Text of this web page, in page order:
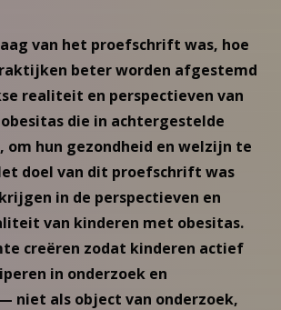
van het proefschrift was, hoe
beter worden afgestemd
realiteit en perspectieven van
die in achtergestelde
om hun gezondheid en welzijn te
doel van dit proefschrift was
in de perspectieven en
van kinderen met obesitas.
creëren zodat kinderen actief
in onderzoek en
niet als object van onderzoek,